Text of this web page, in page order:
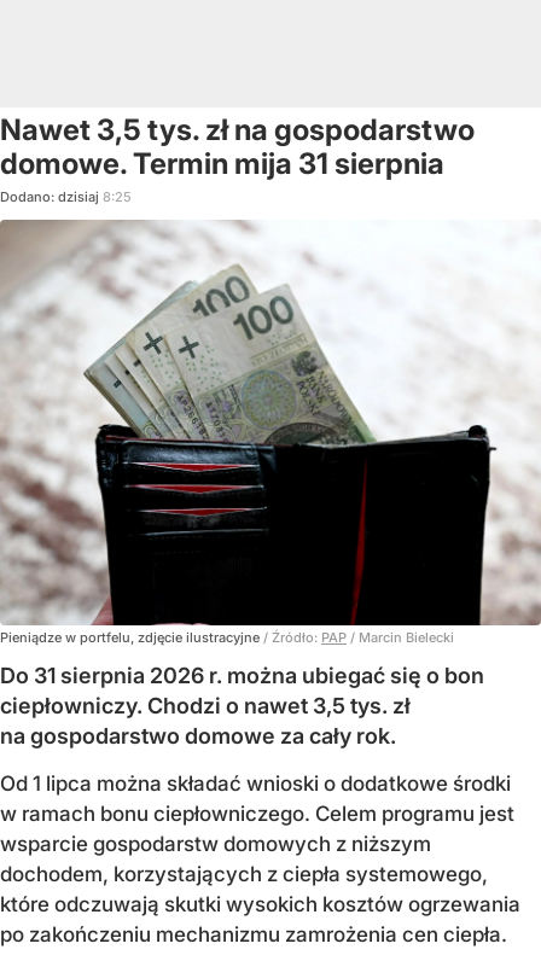
Nawet 3,5 tys. zł na gospodarstwo
domowe. Termin mija 31 sierpnia
Dodano: dzisiaj 8:25
Pieniądze w portfelu, zdjęcie ilustracyjne / Źródło: PAP / Marcin Bielecki
Do 31 sierpnia 2026 r. można ubiegać się o bon
ciepłowniczy. Chodzi o nawet 3,5 tys. zł
na gospodarstwo domowe za cały rok.
Od 1 lipca można składać wnioski o dodatkowe środki
w ramach bonu ciepłowniczego. Celem programu jest
wsparcie gospodarstw domowych z niższym
dochodem, korzystających z ciepła systemowego,
które odczuwają skutki wysokich kosztów ogrzewania
po zakończeniu mechanizmu zamrożenia cen ciepła.